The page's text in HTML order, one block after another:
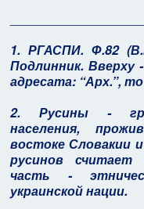
1. РГАСПИ. Ф.82
Подлинник. Вверху
адресата: “Арх.”,
2. Русины -
населения,
востоке Словакии
русинов
часть -
украинской нации.